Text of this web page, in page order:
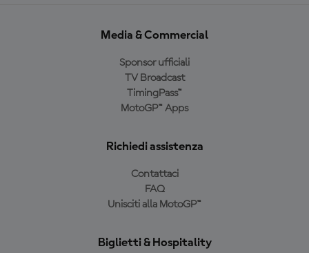
Media & Commercial
Sponsor ufficiali
TV Broadcast
TimingPass™
MotoGP™ Apps
Richiedi assistenza
Contattaci
FAQ
Unisciti alla MotoGP™
Biglietti & Hospitality